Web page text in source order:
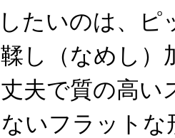
たいのは、ピ
し（なめし）
夫で質の高い
いフラットな